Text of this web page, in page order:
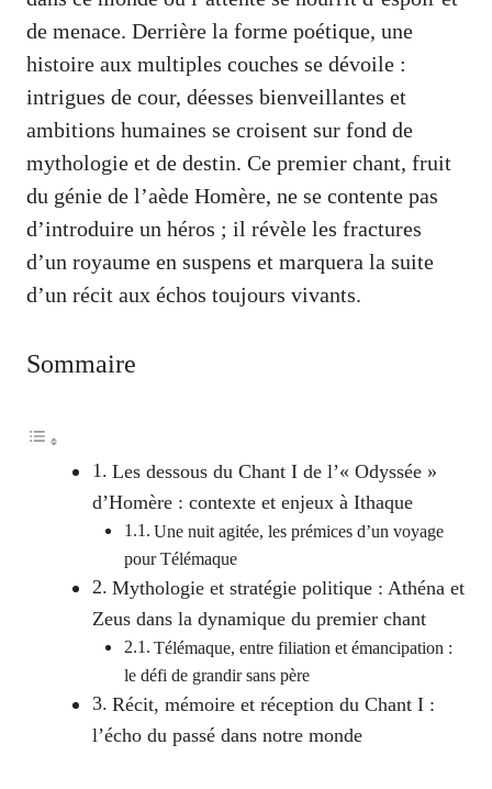
de menace. Derrière la forme poétique, une
histoire aux multiples couches se dévoile :
intrigues de cour, déesses bienveillantes et
ambitions humaines se croisent sur fond de
mythologie et de destin. Ce premier chant, fruit
du génie de l’aède Homère, ne se contente pas
d’introduire un héros ; il révèle les fractures
d’un royaume en suspens et marquera la suite
d’un récit aux échos toujours vivants.
Sommaire
Les dessous du Chant I de l’« Odyssée »
d’Homère : contexte et enjeux à Ithaque
Une nuit agitée, les prémices d’un voyage
pour Télémaque
Mythologie et stratégie politique : Athéna et
Zeus dans la dynamique du premier chant
Télémaque, entre filiation et émancipation :
le défi de grandir sans père
Récit, mémoire et réception du Chant I :
l’écho du passé dans notre monde